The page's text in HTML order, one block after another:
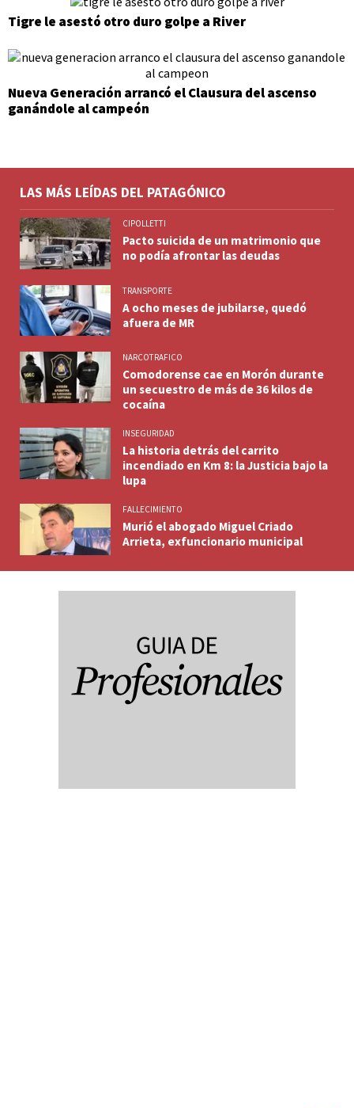
Tigre le asestó otro duro golpe a River
Nueva Generación arrancó el Clausura del ascenso
ganándole al campeón
LAS MÁS LEÍDAS DEL PATAGÓNICO
CIPOLLETTI
Pacto suicida de un matrimonio que
no podía afrontar las deudas
TRANSPORTE
A ocho meses de jubilarse, quedó
afuera de MR
NARCOTRAFICO
Comodorense cae en Morón durante
un secuestro de más de 36 kilos de
cocaína
INSEGURIDAD
La historia detrás del carrito
incendiado en Km 8: la Justicia bajo la
lupa
FALLECIMIENTO
Murió el abogado Miguel Criado
Arrieta, exfuncionario municipal